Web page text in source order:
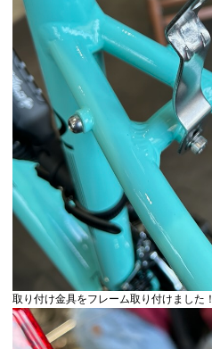
取り付け金具をフレーム取り付けました！